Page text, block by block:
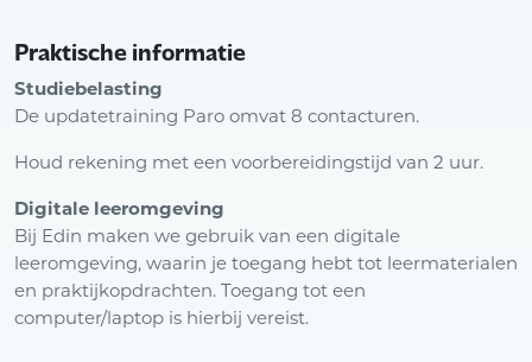
Praktische informatie
Studiebelasting
De updatetraining Paro omvat 8 contacturen.
Houd rekening met een voorbereidingstijd van 2 uur.
Digitale leeromgeving
Bij Edin maken we gebruik van een digitale
leeromgeving, waarin je toegang hebt tot leermaterialen
en praktijkopdrachten. Toegang tot een
computer/laptop is hierbij vereist.